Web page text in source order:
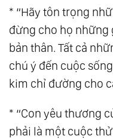
60. Satan Chính
61. Trí Tuệ Là
62.Tu Tâm, Sửa
63.Tiến Hoá
64. Tình Yêu Thì
Biệt Chưa Bao
65.Cốt Lõi Của
* “Hãy tôn trọng
đừng cho họ những
bản thân. Tất cả
chú ý đến cuộc
kim chỉ đường cho
* “Con yêu thương
phải là một cuộc